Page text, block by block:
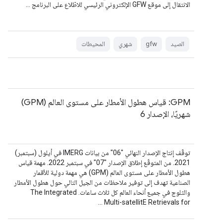
الانتقال إلى موقع GFW الإلكتروني الرئيسي للاطّلاع على البرنامج …
الصيد gfw شهري المحيطات
‫GPM: قياس هطول الأمطار على مستوى العالم (GPM)
شهريًا، الإصدار 6
توقّف إنتاج الإصدار النهائي "06" من بيانات IMERG في أيلول (سبتمبر)
2021. من المتوقّع إطلاق الإصدار "07" في سبتمبر 2022. مهمة قياس
هطول الأمطار على مستوى العالم (GPM) هي مهمة دولية للأقمار
الصناعية تهدف إلى توفير ملاحظات من الجيل التالي حول هطول الأمطار
والثلوج في جميع أنحاء العالم كل ثلاث ساعات. The Integrated
Multi-satellitE Retrievals for …